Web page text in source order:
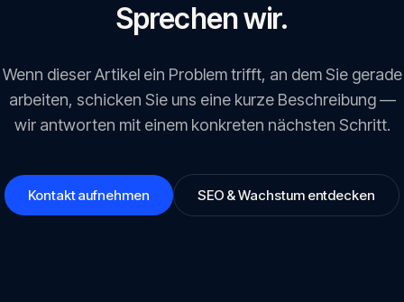
Sprechen wir.
Wenn dieser Artikel ein Problem trifft, an dem Sie gerade
arbeiten, schicken Sie uns eine kurze Beschreibung —
wir antworten mit einem konkreten nächsten Schritt.
Kontakt aufnehmen SEO & Wachstum entdecken